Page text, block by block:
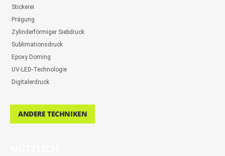
Stickerei
Prägung
Zylinderförmiger Siebdruck
Sublimationsdruck
Epoxy Doming
UV-LED-Technologie
Digitalerdruck
ANDERE TECHNIKEN